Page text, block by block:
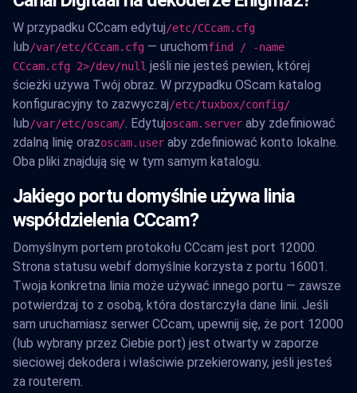
W przypadku CCcam edytuj/etc/CCcam.cfg
lub/var/etc/CCcam.cfg — uruchomfind / -name
CCcam.cfg 2>/dev/null jeśli nie jesteś pewien, której
ścieżki używa Twój obraz. W przypadku OScam katalog
konfiguracyjny to zazwyczaj/etc/tuxbox/config/
lub/var/etc/oscam/. Edytujoscam.server aby zdefiniować
zdalną linię orazoscam.user aby zdefiniować konto lokalne.
Oba pliki znajdują się w tym samym katalogu.
Jakiego portu domyślnie używa linia
współdzielenia CCcam?
Domyślnym portem protokołu CCcam jest port 12000.
Strona statusu webif domyślnie korzysta z portu 16001.
Twoja konkretna linia może używać innego portu — zawsze
potwierdzaj to z osobą, która dostarczyła dane linii. Jeśli
sam uruchamiasz serwer CCcam, upewnij się, że port 12000
(lub wybrany przez Ciebie port) jest otwarty w zaporze
sieciowej dekodera i właściwie przekierowany, jeśli jesteś
za routerem.